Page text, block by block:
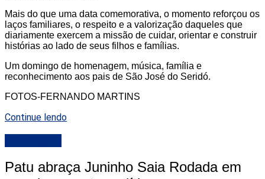
Mais do que uma data comemorativa, o momento reforçou os
laços familiares, o respeito e a valorização daqueles que
diariamente exercem a missão de cuidar, orientar e construir
histórias ao lado de seus filhos e famílias.
Um domingo de homenagem, música, família e
reconhecimento aos pais de São José do Seridó.
FOTOS-FERNANDO MARTINS
Continue lendo
Patu abraça Juninho Saia Rodada em